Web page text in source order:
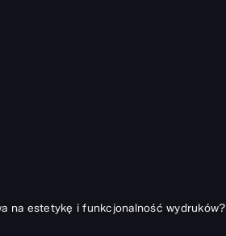
na estetykę i funkcjonalność wydruków?